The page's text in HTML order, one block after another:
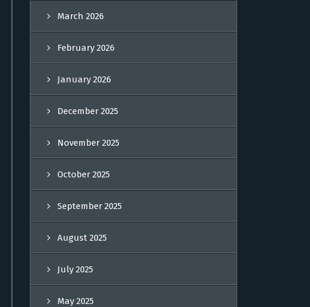
March 2026
February 2026
January 2026
December 2025
November 2025
October 2025
September 2025
August 2025
July 2025
May 2025